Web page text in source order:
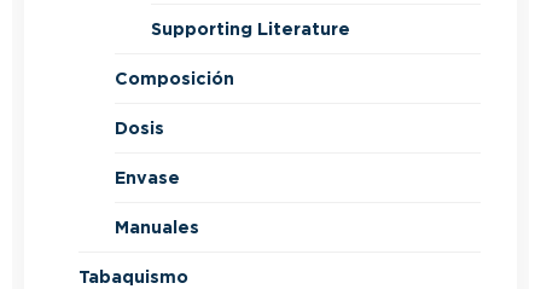
Supporting Literature
Composición
Dosis
Envase
Manuales
Tabaquismo